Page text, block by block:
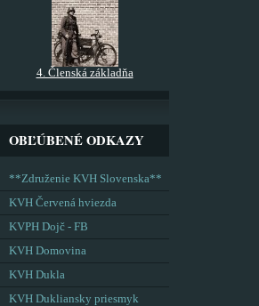
4. Členská základňa
OBĽÚBENÉ ODKAZY
**Združenie KVH Slovenska**
KVH Červená hviezda
KVPH Dojč - FB
KVH Domovina
KVH Dukla
KVH Dukliansky priesmyk